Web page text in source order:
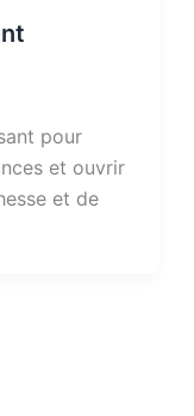
pour
et ouvrir
et de